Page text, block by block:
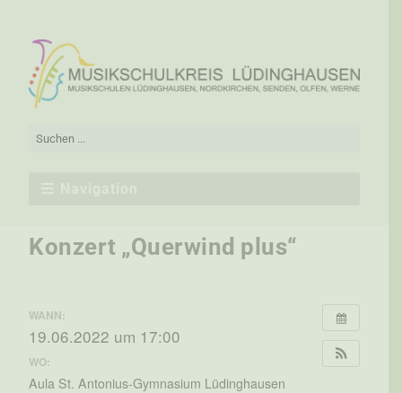
Konzert „Querwind plus“
WANN:
19.06.2022 um 17:00
WO:
Aula St. Antonius-Gymnasium Lüdinghausen